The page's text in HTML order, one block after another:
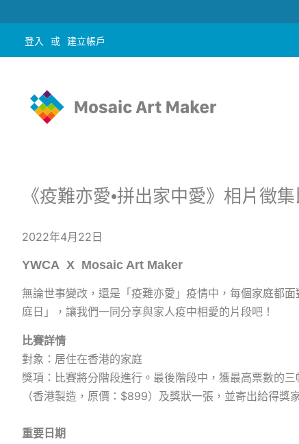
登入 或 建立帳戶
《疫難亦愛•拼出家中愛》相片徵
2022年4月22日
YWCA X Mosaic Art Maker
無論世事變改，還是「疫難亦愛」疫情中，每個家庭都
庭日」，讓我們一同分享與家人疫中相愛的片段吧！
比賽詳情
對象：居住在香港的家庭
獎項：比賽將分階段進行。最後階段中，獲最高票數的
（香港製造，原價：$899）及獎狀一張，並寄出給得獎
重要日期